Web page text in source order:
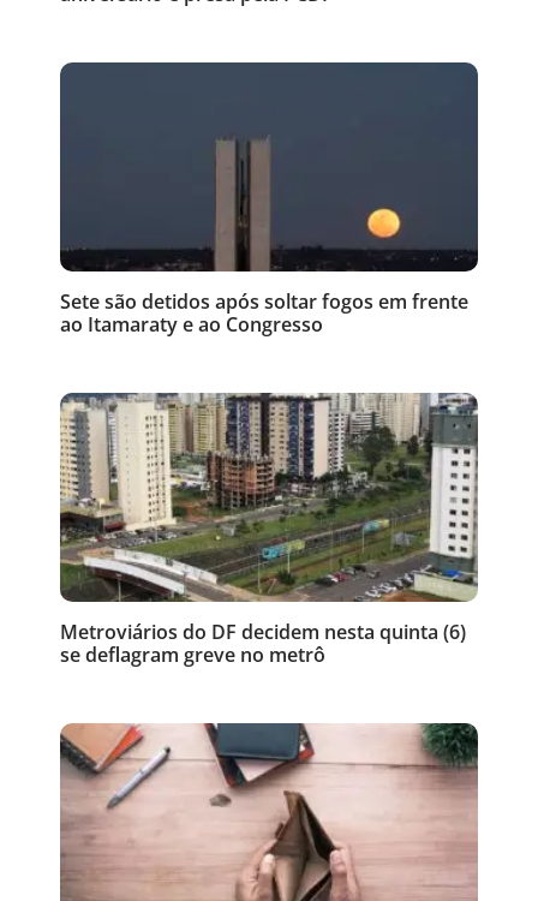
Sete são detidos após soltar fogos em frente
ao Itamaraty e ao Congresso
Metroviários do DF decidem nesta quinta (6)
se deflagram greve no metrô